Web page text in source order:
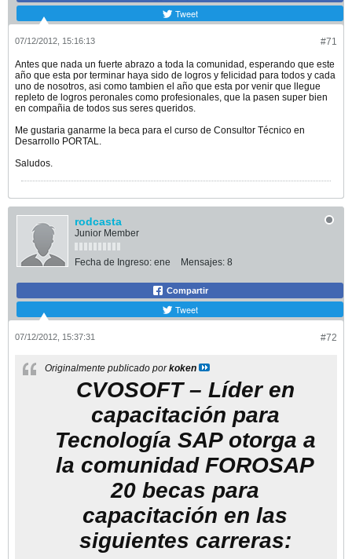
Tweet
#71
07/12/2012, 15:16:13
Antes que nada un fuerte abrazo a toda la comunidad, esperando que este
año que esta por terminar haya sido de logros y felicidad para todos y cada
uno de nosotros, asi como tambien el año que esta por venir que llegue
repleto de logros peronales como profesionales, que la pasen super bien
en compañia de todos sus seres queridos.
Me gustaria ganarme la beca para el curso de Consultor Técnico en
Desarrollo PORTAL.
Saludos.
rodcasta
Junior Member
Fecha de Ingreso: ene Mensajes: 8
Compartir
Tweet
#72
07/12/2012, 15:37:31
Originalmente publicado porkoken
CVOSOFT – Líder en
capacitación para
Tecnología SAP otorga a
la comunidad FOROSAP
20 becas para
capacitación en las
siguientes carreras: